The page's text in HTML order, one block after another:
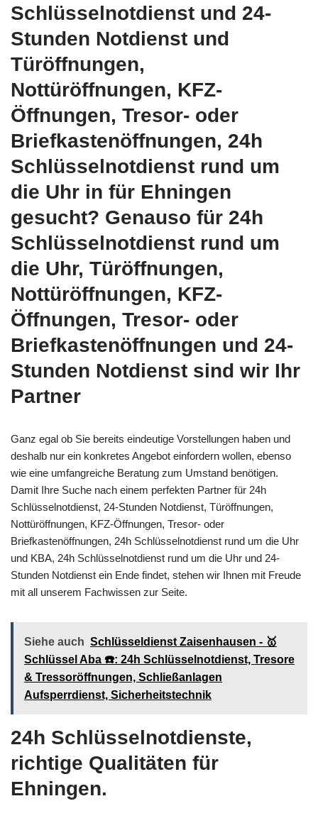
Schlüsselnotdienst und 24-
Stunden Notdienst und
Türöffnungen,
Nottüröffnungen, KFZ-
Öffnungen, Tresor- oder
Briefkastenöffnungen, 24h
Schlüsselnotdienst rund um
die Uhr in für Ehningen
gesucht? Genauso für 24h
Schlüsselnotdienst rund um
die Uhr, Türöffnungen,
Nottüröffnungen, KFZ-
Öffnungen, Tresor- oder
Briefkastenöffnungen und 24-
Stunden Notdienst sind wir Ihr
Partner
Ganz egal ob Sie bereits eindeutige Vorstellungen haben und
deshalb nur ein konkretes Angebot einfordern wollen, ebenso
wie eine umfangreiche Beratung zum Umstand benötigen.
Damit Ihre Suche nach einem perfekten Partner für 24h
Schlüsselnotdienst, 24-Stunden Notdienst, Türöffnungen,
Nottüröffnungen, KFZ-Öffnungen, Tresor- oder
Briefkastenöffnungen, 24h Schlüsselnotdienst rund um die Uhr
und KBA, 24h Schlüsselnotdienst rund um die Uhr und 24-
Stunden Notdienst ein Ende findet, stehen wir Ihnen mit Freude
mit all unserem Fachwissen zur Seite.
Siehe auch Schlüsseldienst Zaisenhausen - 🥇
Schlüssel Aba ☎️: 24h Schlüsselnotdienst, Tresore
& Tressoröffnungen, Schließanlagen
Aufsperrdienst, Sicherheitstechnik
24h Schlüsselnotdienste,
richtige Qualitäten für
Ehningen.